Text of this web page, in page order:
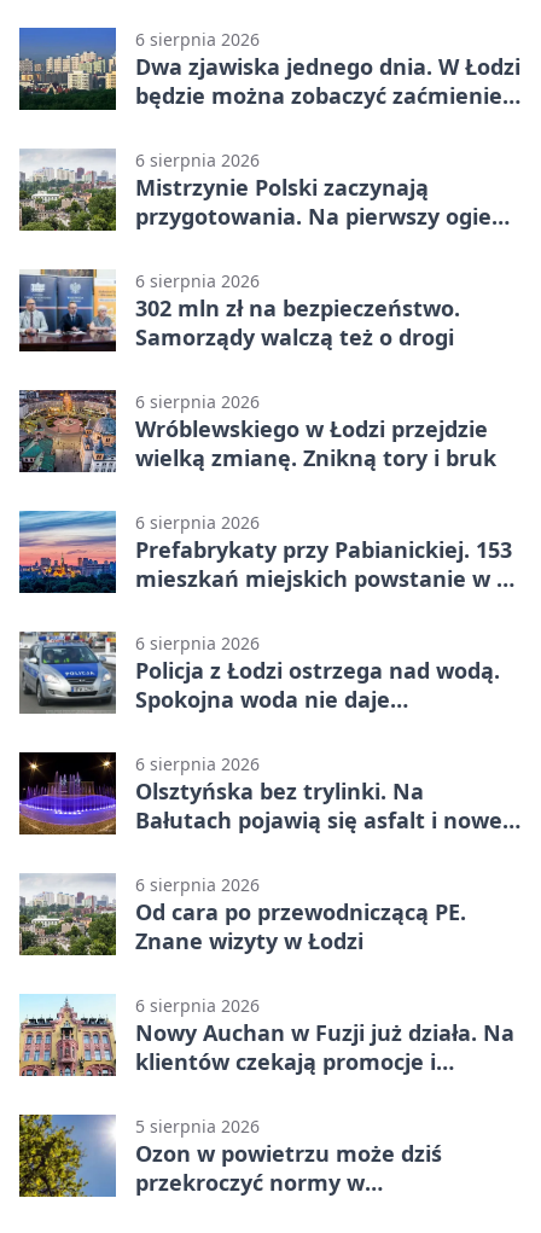
6 sierpnia 2026
Dwa zjawiska jednego dnia. W Łodzi
będzie można zobaczyć zaćmienie i
6 sierpnia 2026
Mistrzynie Polski zaczynają
przygotowania. Na pierwszy ogień
6 sierpnia 2026
302 mln zł na bezpieczeństwo.
Samorządy walczą też o drogi
6 sierpnia 2026
Wróblewskiego w Łodzi przejdzie
wielką zmianę. Znikną tory i bruk
6 sierpnia 2026
Prefabrykaty przy Pabianickiej. 153
mieszkań miejskich powstanie w 15
6 sierpnia 2026
Policja z Łodzi ostrzega nad wodą.
Spokojna woda nie daje
6 sierpnia 2026
Olsztyńska bez trylinki. Na
Bałutach pojawią się asfalt i nowe
6 sierpnia 2026
Od cara po przewodniczącą PE.
Znane wizyty w Łodzi
6 sierpnia 2026
Nowy Auchan w Fuzji już działa. Na
klientów czekają promocje i
5 sierpnia 2026
Ozon w powietrzu może dziś
przekroczyć normy w